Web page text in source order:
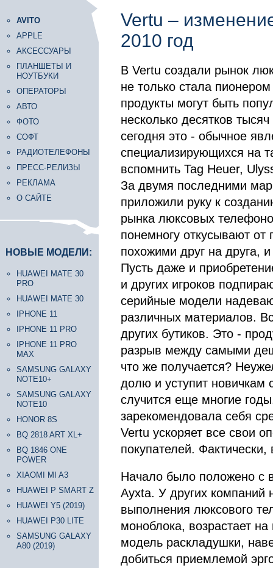
AVITO
APPLE
АКСЕССУАРЫ
ПЛАНШЕТЫ И
НОУТБУКИ
ОПЕРАТОРЫ
АВТО
ФОТО
СОФТ
РАДИОТЕЛЕФОНЫ
ПРЕСС-РЕЛИЗЫ
РЕКЛАМА
О САЙТЕ
НОВЫЕ МОДЕЛИ:
HUAWEI MATE 30
PRO
HUAWEI MATE 30
IPHONE 11
IPHONE 11 PRO
IPHONE 11 PRO
MAX
SAMSUNG GALAXY
NOTE10+
SAMSUNG GALAXY
NOTE10
HONOR 8S
BQ 2818 ART XL+
BQ 1846 ONE
POWER
XIAOMI MI A3
HUAWEI P SMART Z
HUAWEI Y5 (2019)
HUAWEI P30 LITE
SAMSUNG GALAXY
A80 (2019)
Vertu –
2010 год
В Vertu создали рынок
не только стала
продукты могут быть
несколько десятков
сегодня это - обычное
специализирующихся на
вспомнить Tag Heuer,
За двумя последними
приложили руку к
рынка люксовых
понемногу откусывают от
похожими друг на друга,
Пусть даже и
и других игроков
серийные модели
различных материалов.
других бутиков. Это -
разрыв между самыми
что же получается?
долю и уступит новичкам
случится еще многие
зарекомендовала себя
Vertu ускоряет все свои
покупателей.
Начало было положено с
Ayxta. У других компаний
выполнения люксового
моноблока, возрастает
модель раскладушки,
добиться приемлемой